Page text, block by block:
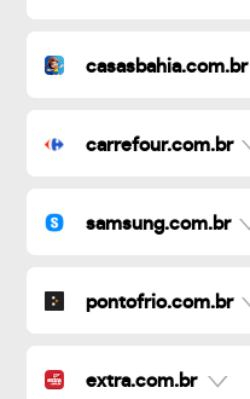
casasbahia.com.br
carrefour.com.br
samsung.com.br
pontofrio.com.br
extra.com.br